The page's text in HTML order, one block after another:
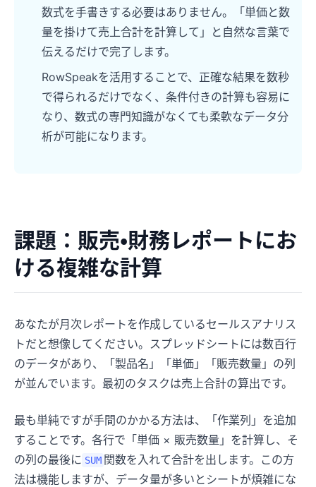
数式を手書きする必要はありません。「単価と数
量を掛けて売上合計を計算して」と自然な言葉で
伝えるだけで完了します。
RowSpeakを活用することで、正確な結果を数秒
で得られるだけでなく、条件付きの計算も容易に
なり、数式の専門知識がなくても柔軟なデータ分
析が可能になります。
課題：販売・財務レポートにお
ける複雑な計算
あなたが月次レポートを作成しているセールスアナリス
トだと想像してください。スプレッドシートには数百行
のデータがあり、「製品名」「単価」「販売数量」の列
が並んでいます。最初のタスクは売上合計の算出です。
最も単純ですが手間のかかる方法は、「作業列」を追加
することです。各行で「単価 × 販売数量」を計算し、そ
の列の最後に SUM 関数を入れて合計を出します。この方
法は機能しますが、データ量が多いとシートが煩雑にな